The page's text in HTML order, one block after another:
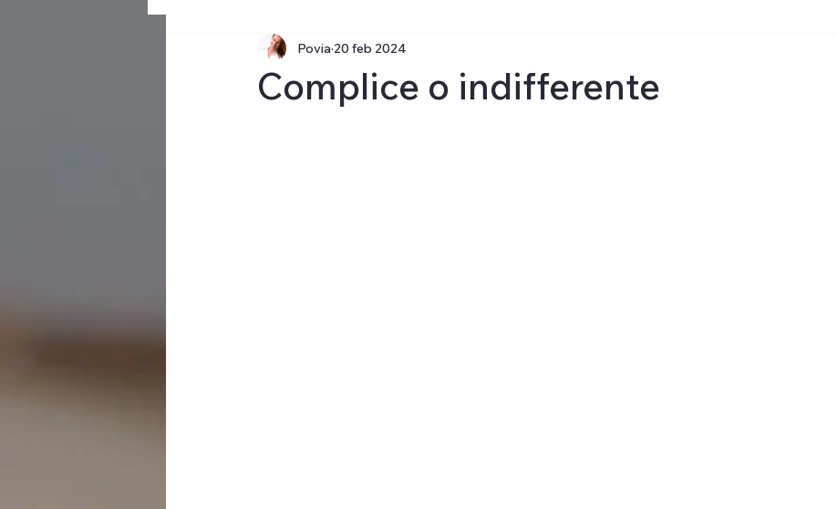
Complice o indifferente
Povia 20 feb 2024